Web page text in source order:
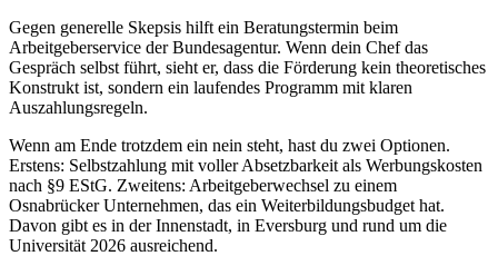
Gegen generelle Skepsis hilft ein Beratungstermin beim
Arbeitgeberservice der Bundesagentur. Wenn dein Chef das
Gespräch selbst führt, sieht er, dass die Förderung kein theoretisches
Konstrukt ist, sondern ein laufendes Programm mit klaren
Auszahlungsregeln.
Wenn am Ende trotzdem ein nein steht, hast du zwei Optionen.
Erstens: Selbstzahlung mit voller Absetzbarkeit als Werbungskosten
nach §9 EStG. Zweitens: Arbeitgeberwechsel zu einem
Osnabrücker Unternehmen, das ein Weiterbildungsbudget hat.
Davon gibt es in der Innenstadt, in Eversburg und rund um die
Universität 2026 ausreichend.